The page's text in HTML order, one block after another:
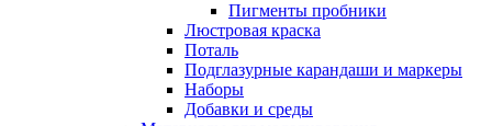
Пигменты пробники
Люстровая краска
Поталь
Подглазурные карандаши и маркеры
Наборы
Добавки и среды